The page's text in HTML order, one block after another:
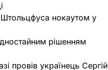
нокаутом у
рішенням
провів українець Сергій